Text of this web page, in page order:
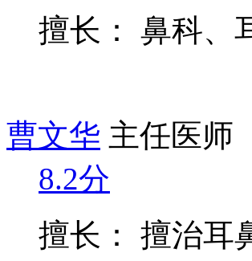
擅长： 鼻科、
曹文华 主任医师
8.2分
擅长： 擅治耳